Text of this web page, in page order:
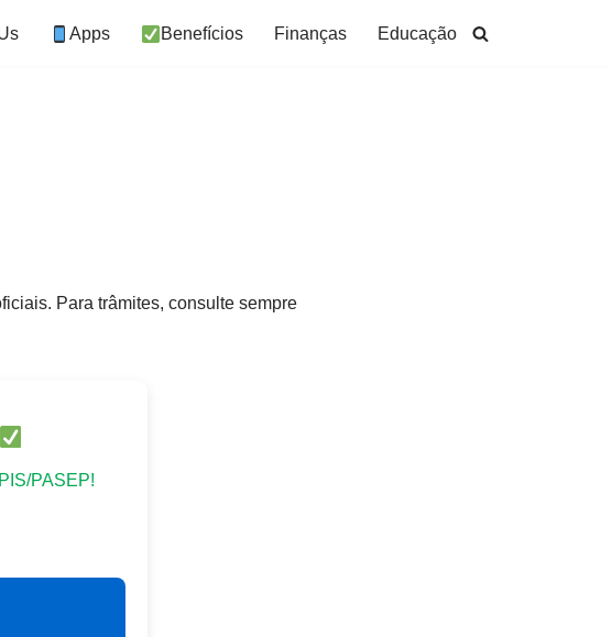
Apps Benefícios Finanças Educação
Para trâmites, consulte sempre
PASEP!